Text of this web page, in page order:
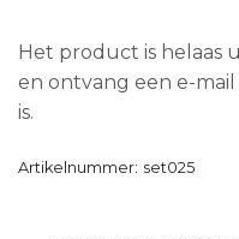
Het product is helaas
en ontvang een e-
is.
Artikelnummer: set025